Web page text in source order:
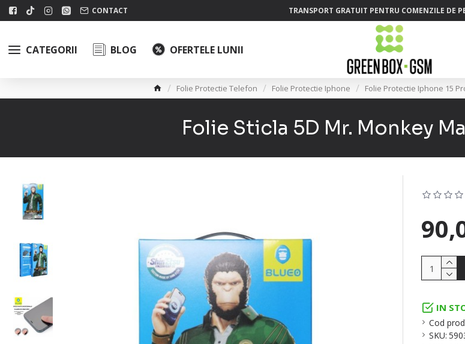
CONTACT TRANSPORT GRATUIT PENTRU COMENZILE DE
CATEGORII BLOG OFERTELE LUNII
Folie Protectie Telefon Folie Protectie Iphone Folie Protectie Iphone 15
Folie Sticla 5D Mr. Monkey
IN
Cod
SKU: